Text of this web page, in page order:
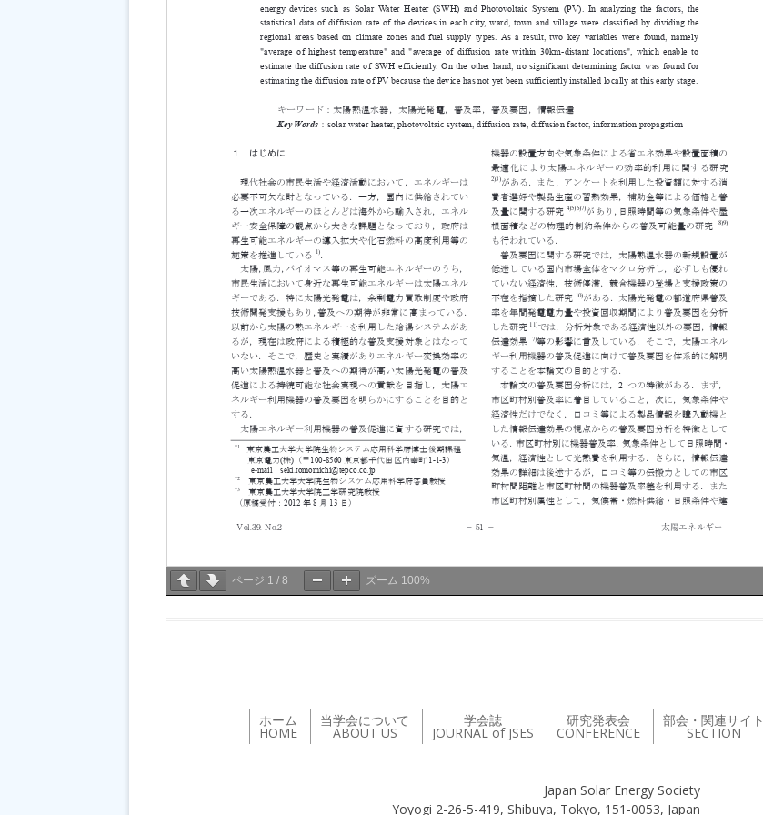
ページ 1 / 8 ズーム 100%
ホーム
HOME
当学会について
ABOUT US
学会誌
JOURNAL of JSES
研究発表会
CONFERENCE
部会・関連サイト
SECTION
Japan Solar Energy Society
Yoyogi 2-26-5-419, Shibuya, Tokyo, 151-0053, Japan